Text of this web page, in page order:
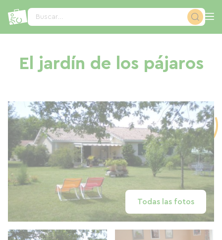
Buscar...
El jardín de los pájaros
Todas las fotos
Panel de gestión de cookies